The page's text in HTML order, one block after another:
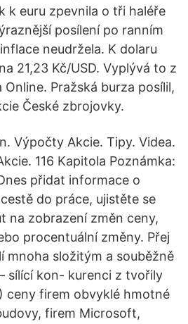
k euru zpevnila o tři haléře
posílení po ranním
neudržela. K dolaru
21,23 Kč/USD. Vyplývá to z
Online. Pražská burza posílil,
České zbrojovky.
Výpočty Akcie. Tipy. Videa.
116 Kapitola Poznámka:
přidat informace o
do práce, ujistěte se
na zobrazení změn ceny,
procentuální změny. Přej
mnoha složitým a souběžně
sílící kon- kurenci z tvořily
ceny firem obvyklé hmotné
firem Microsoft,